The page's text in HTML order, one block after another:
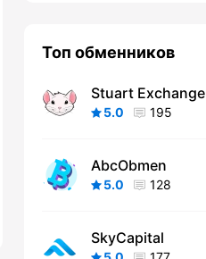
Топ обменников
Stuart Exchange
5.0 195
AbcObmen
5.0 128
SkyCapital